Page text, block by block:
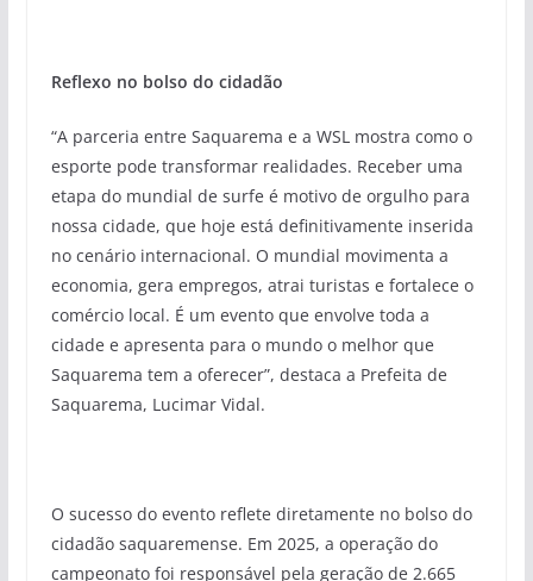
Reflexo no bolso do cidadão
“A parceria entre Saquarema e a WSL mostra como o
esporte pode transformar realidades. Receber uma
etapa do mundial de surfe é motivo de orgulho para
nossa cidade, que hoje está definitivamente inserida
no cenário internacional. O mundial movimenta a
economia, gera empregos, atrai turistas e fortalece o
comércio local. É um evento que envolve toda a
cidade e apresenta para o mundo o melhor que
Saquarema tem a oferecer”, destaca a Prefeita de
Saquarema, Lucimar Vidal.
O sucesso do evento reflete diretamente no bolso do
cidadão saquaremense. Em 2025, a operação do
campeonato foi responsável pela geração de 2.665